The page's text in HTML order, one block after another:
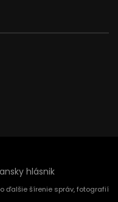
hlásnik
ďalšie šírenie správ, fotografií